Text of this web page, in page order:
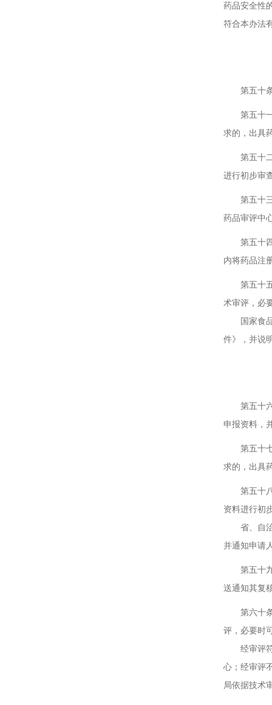
药品安全性
符合本办法
第五十条
第五十一
求的，出具
第五十二
进行初步审
第五十三
药品审评中
第五十四
内将药品注
第五十五
术审评，必
国家食品
件》，并说
第五十六
申报资料，
第五十七
求的，出具
第五十八
资料进行初
省、自治
并通知申请
第五十九
送通知其复
第六十条
评，必要时
经审评符
心；经审评
局依据技术